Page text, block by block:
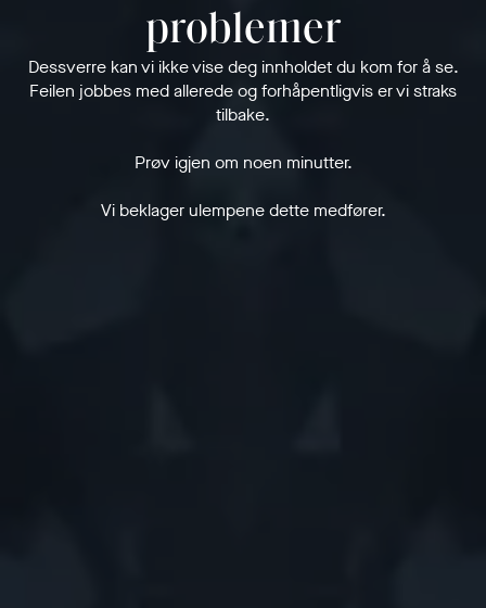
problemer
Dessverre kan vi ikke vise deg innholdet du kom for å se.
Feilen jobbes med allerede og forhåpentligvis er vi straks
tilbake.
Prøv igjen om noen minutter.
Vi beklager ulempene dette medfører.